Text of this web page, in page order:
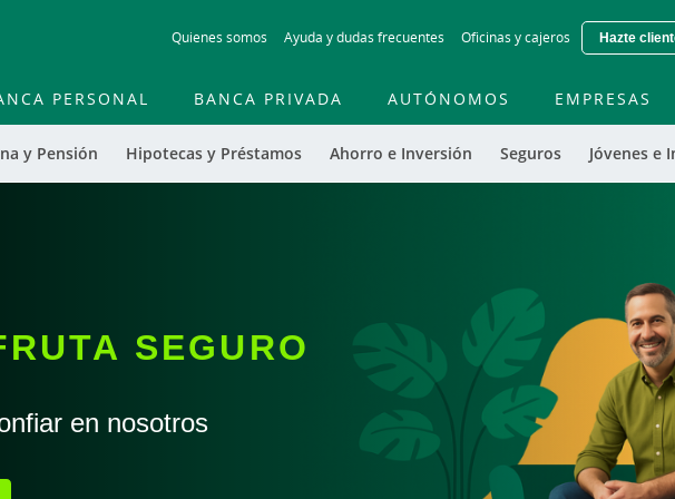
to
contentt
Quienes somos Ayuda y dudas frecuentes Oficinas y cajeros Hazte
y Pensión Hipotecas y Préstamos Ahorro e Inversión Seguros Jóvenes e
PERSONAL BANCA PRIVADA AUTÓNOMOS EMPRESAS
SEGURO
en nosotros